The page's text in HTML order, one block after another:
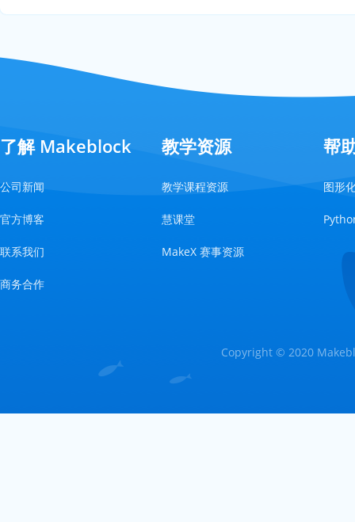
了解 Makeblock
公司新闻
官方博客
联系我们
商务合作
教学资源
教学课程资源
慧课堂
MakeX 赛事资源
帮
图形
Copyright © 2020